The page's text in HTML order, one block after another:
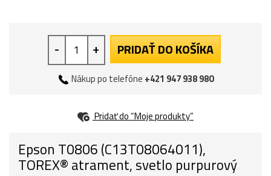
- + PRIDAŤ DO KOŠÍKA
Nákup po telefóne +421 947 938 980
Pridať do “Moje produkty”
Epson T0806 (C13T08064011),
TOREX® atrament, svetlo purpurový